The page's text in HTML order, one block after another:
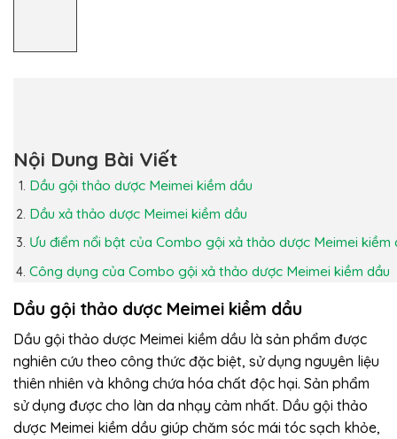
Nội Dung Bài Viết
Dầu gội thảo dược Meimei kiềm dầu
Dầu xả thảo dược Meimei kiềm dầu
Ưu điểm nổi bật của Combo gội xả thảo dược Meimei kiềm
Công dụng của Combo gội xả thảo dược Meimei kiềm dầu
Dầu gội thảo dược Meimei kiềm dầu
Dầu gội thảo dược Meimei kiềm dầu là sản phẩm được
nghiên cứu theo công thức đặc biệt, sử dụng nguyên liệu
thiên nhiên và không chứa hóa chất độc hại. Sản phẩm
sử dụng được cho làn da nhạy cảm nhất. Dầu gội thảo
dược Meimei kiềm dầu giúp chăm sóc mái tóc sạch khỏe,